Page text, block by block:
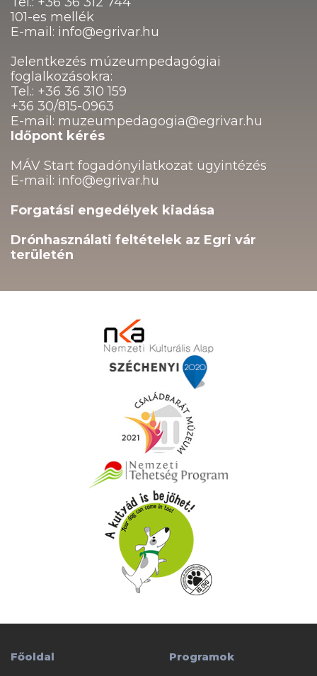
101-es mellék
E-mail: info@egrivar.hu
Jelentkezés múzeumpedagógiai
foglalkozásokra:
Tel.: +36 36 310 159
+36 30/815-0963
E-mail: muzeumpedagogia@egrivar.hu
Időpont kérés
MÁV Start fogadónyilatkozat ügyintézés
E-mail: info@egrivar.hu
Forgatási engedélyek kiadása
Drónhasználati feltételek az Egri vár
területén
Főoldal Programok